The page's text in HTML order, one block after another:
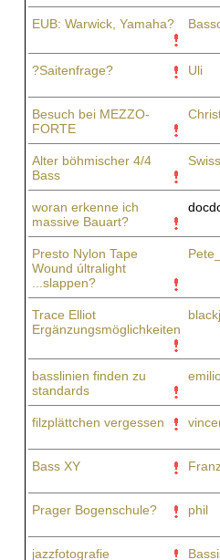
EUB: Warwick, Yamaha?
?Saitenfrage? Uli
Besuch bei MEZZO-
FORTE
Alter böhmischer 4/4
Bass
woran erkenne ich
massive Bauart?
Presto Nylon Tape
Wound últralight
...slappen?
Trace Elliot
Ergänzungsmöglichkeiten
basslinien finden zu
standards
filzplättchen vergessen
Bass XY
Prager Bogenschule?
phil
jazzfotografie